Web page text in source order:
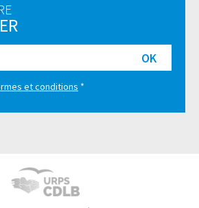
OK
et conditions *